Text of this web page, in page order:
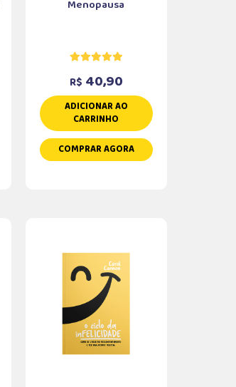
Menopausa
R$ 40,90
ADICIONAR AO
CARRINHO
COMPRAR AGORA